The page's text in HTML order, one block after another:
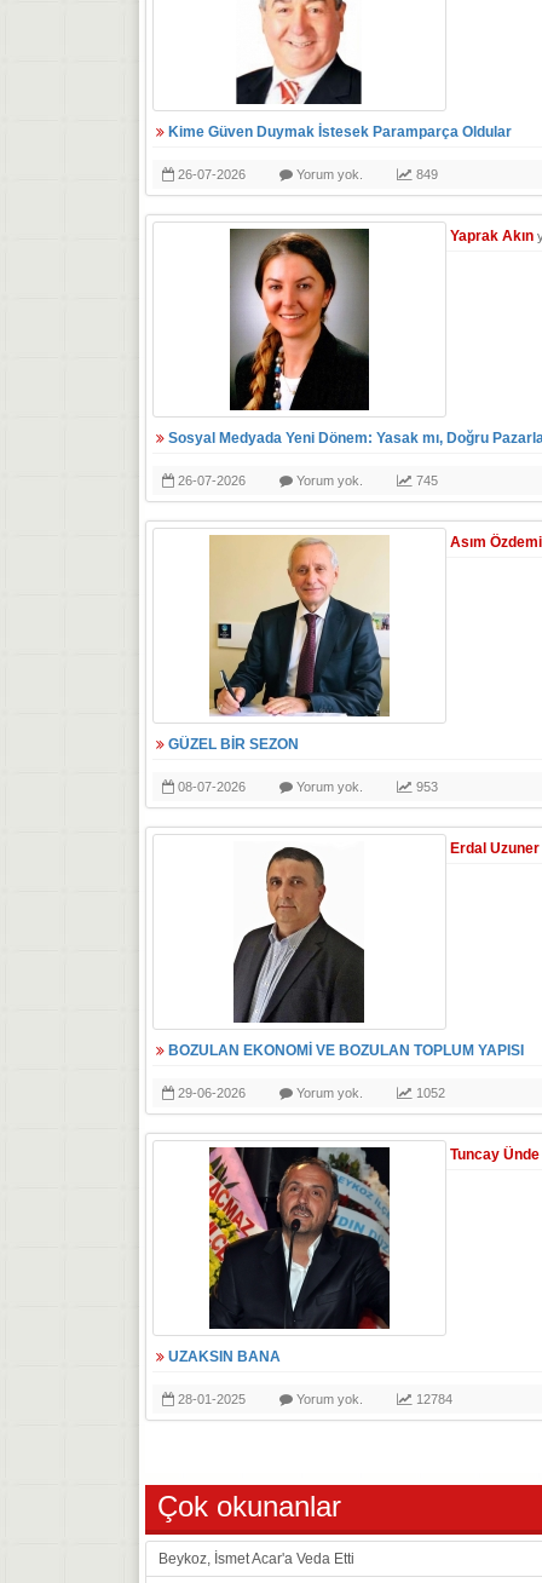
Kime Güven Duymak İstesek Paramparça Oldular
26-07-2026 Yorum yok. 849
Yaprak Akın
Sosyal Medyada Yeni Dönem: Yasak mı, Doğru
26-07-2026 Yorum yok. 745
Asım
GÜZEL BİR SEZON
08-07-2026 Yorum yok. 953
Erdal Uzuner
BOZULAN EKONOMİ VE BOZULAN TOPLUM YAPISI
29-06-2026 Yorum yok. 1052
Tuncay Ünde
UZAKSIN BANA
28-01-2025 Yorum yok. 12784
Çok okunanlar
Beykoz, İsmet Acar'a Veda Etti